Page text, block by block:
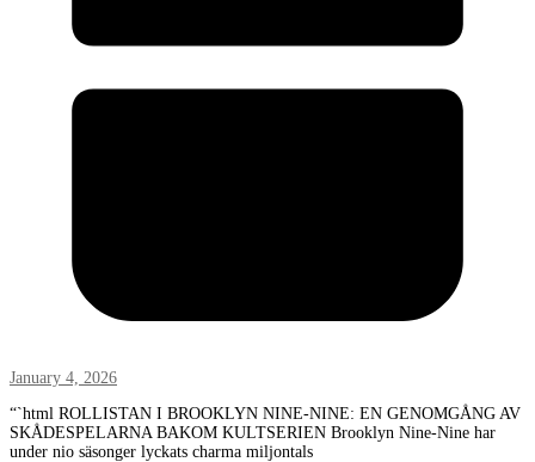
January 4, 2026
“`html ROLLISTAN I BROOKLYN NINE-NINE: EN GENOMGÅNG AV
SKÅDESPELARNA BAKOM KULTSERIEN Brooklyn Nine-Nine har
under nio säsonger lyckats charma miljontals